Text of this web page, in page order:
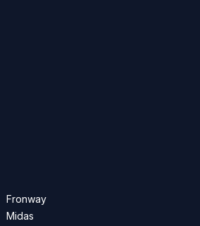
Fronway
Midas